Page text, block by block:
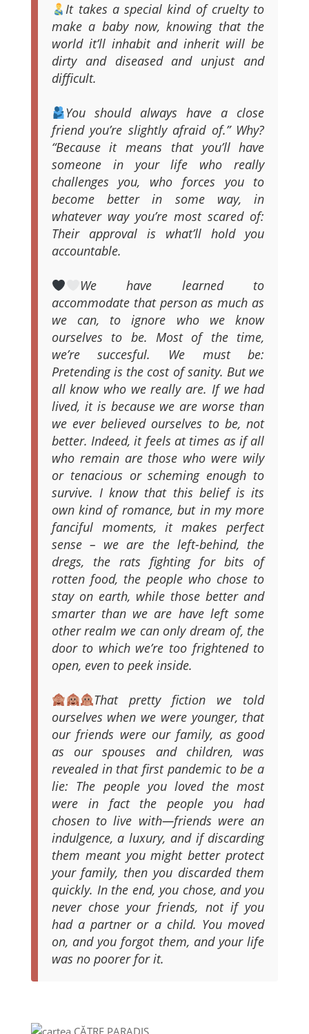
It takes a special kind of cruelty to
make a baby now, knowing that the
world it’ll inhabit and inherit will be
dirty and diseased and unjust and
difficult.
You should always have a close
friend you’re slightly afraid of.” Why?
“Because it means that you’ll have
someone in your life who really
challenges you, who forces you to
become better in some way, in
whatever way you’re most scared of:
Their approval is what’ll hold you
accountable.
We have learned to
accommodate that person as much as
we can, to ignore who we know
ourselves to be. Most of the time,
we’re succesful. We must be:
Pretending is the cost of sanity. But we
all know who we really are. If we had
lived, it is because we are worse than
we ever believed ourselves to be, not
better. Indeed, it feels at times as if all
who remain are those who were wily
or tenacious or scheming enough to
survive. I know that this belief is its
own kind of romance, but in my more
fanciful moments, it makes perfect
sense – we are the left-behind, the
dregs, the rats fighting for bits of
rotten food, the people who chose to
stay on earth, while those better and
smarter than we are have left some
other realm we can only dream of, the
door to which we’re too frightened to
open, even to peek inside.
That pretty fiction we told
ourselves when we were younger, that
our friends were our family, as good
as our spouses and children, was
revealed in that first pandemic to be a
lie: The people you loved the most
were in fact the people you had
chosen to live with—friends were an
indulgence, a luxury, and if discarding
them meant you might better protect
your family, then you discarded them
quickly. In the end, you chose, and you
never chose your friends, not if you
had a partner or a child. You moved
on, and you forgot them, and your life
was no poorer for it.